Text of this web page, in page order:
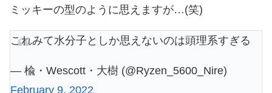
ミッキーの型のように思えますが…(笑)
これみて水分子としか思えないのは頭理系すぎる
— 楡・Wescott・大樹 (@Ryzen_5600_Nire)
February 9, 2022